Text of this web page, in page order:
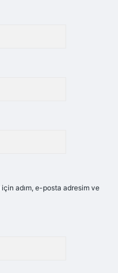
için adım, e-posta adresim ve